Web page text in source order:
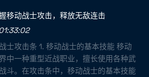
移动战士攻击，释放无敌连击
士攻击条 1. 移动战士的基本技能 移动
中一种重型近战职业，擅长使用各种武
斗。在攻击条中，移动战士的基本技能